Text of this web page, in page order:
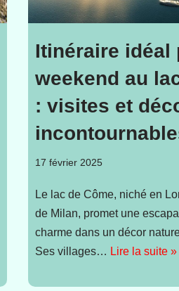
Itinéraire idéal
weekend au
: visites et
17 février 2025
Le lac de Côme, niché en
de Milan, promet une
charme dans un décor
Ses villages… Lire la suite »